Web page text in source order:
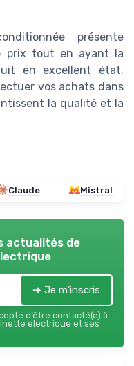
présente
prix tout en ayant la
en excellent état.
vos achats dans
la qualité et la
Claude Mistral
actualités de
➔ Je m'inscris
d’être contacté(e) à
electrique et ses